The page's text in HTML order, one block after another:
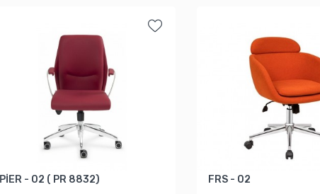
PİER - 02 ( PR 8832) FRS - 02